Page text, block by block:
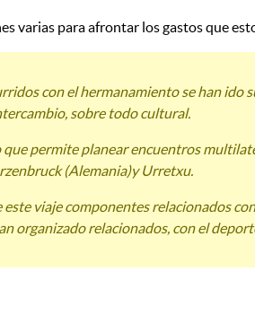
varias para afrontar los gastos que
con el hermanamiento se han ido
sobre todo cultural.
permite planear encuentros
(Alemania)y Urretxu.
viaje componentes relacionados
organizado relacionados, con el